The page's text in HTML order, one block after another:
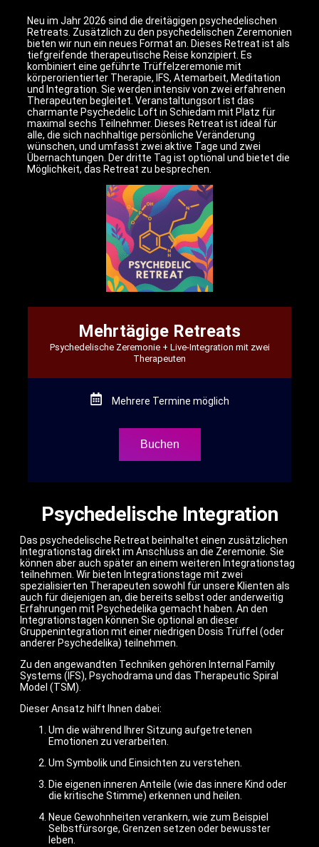
Neu im Jahr 2026 sind die dreitägigen psychedelischen
Retreats. Zusätzlich zu den psychedelischen Zeremonien
bieten wir nun ein neues Format an. Dieses Retreat ist als
tiefgreifende therapeutische Reise konzipiert. Es
kombiniert eine geführte Trüffelzeremonie mit
körperorientierter Therapie, IFS, Atemarbeit, Meditation
und Integration. Sie werden intensiv von zwei erfahrenen
Therapeuten begleitet. Veranstaltungsort ist das
charmante Psychedelic Loft in Schiedam mit Platz für
maximal sechs Teilnehmer. Dieses Retreat ist ideal für
alle, die sich nachhaltige persönliche Veränderung
wünschen, und umfasst zwei aktive Tage und zwei
Übernachtungen. Der dritte Tag ist optional und bietet die
Möglichkeit, das Retreat zu besprechen.
Mehrtägige Retreats
Psychedelische Zeremonie + Live-Integration mit zwei
Therapeuten
Mehrere Termine möglich
Buchen
Psychedelische Integration
Das psychedelische Retreat beinhaltet einen zusätzlichen
Integrationstag direkt im Anschluss an die Zeremonie. Sie
können aber auch später an einem weiteren Integrationstag
teilnehmen. Wir bieten Integrationstage mit zwei
spezialisierten Therapeuten sowohl für unsere Klienten als
auch für diejenigen an, die bereits selbst oder anderweitig
Erfahrungen mit Psychedelika gemacht haben. An den
Integrationstagen können Sie optional an dieser
Gruppenintegration mit einer niedrigen Dosis Trüffel (oder
anderer Psychedelika) teilnehmen.
Zu den angewandten Techniken gehören Internal Family
Systems (IFS), Psychodrama und das Therapeutic Spiral
Model (TSM).
Dieser Ansatz hilft Ihnen dabei:
Um die während Ihrer Sitzung aufgetretenen
Emotionen zu verarbeiten.
Um Symbolik und Einsichten zu verstehen.
Die eigenen inneren Anteile (wie das innere Kind oder
die kritische Stimme) erkennen und heilen.
Neue Gewohnheiten verankern, wie zum Beispiel
Selbstfürsorge, Grenzen setzen oder bewusster
leben.